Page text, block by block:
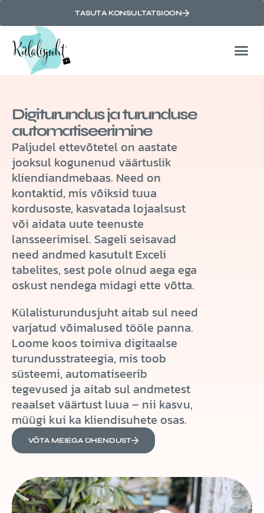
TASUTA KONSULTATSIOON
Digiturundus ja turunduse
automatiseerimine
Paljudel ettevõtetel on aastate
jooksul kogunenud väärtuslik
kliendiandmebaas. Need on
kontaktid, mis võiksid tuua
kordusoste, kasvatada lojaalsust
või aidata uute teenuste
lansseerimisel. Sageli seisavad
need andmed kasutult Exceli
tabelites, sest pole olnud aega ega
oskust nendega midagi ette võtta.
Külalisturundusjuht aitab sul need
varjatud võimalused tööle panna.
Loome koos toimiva digitaalse
turundusstrateegia, mis toob
süsteemi, automatiseerib
tegevused ja aitab sul andmetest
reaalset väärtust luua – nii kasvu,
müügi kui ka kliendisuhete osas.
VÕTA MEIEGA ÜHENDUST